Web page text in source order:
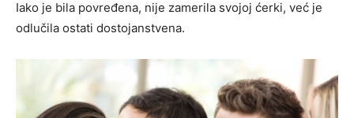
Iako je bila povređena, nije zamerila svojoj ćerki, već je
odlučila ostati dostojanstvena.